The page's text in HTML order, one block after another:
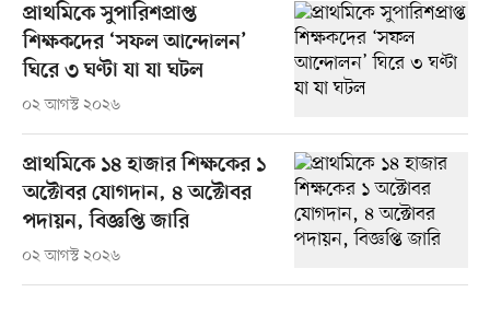
প্রাথমিকে সুপারিশপ্রাপ্ত
শিক্ষকদের ‘সফল আন্দোলন’
ঘিরে ৩ ঘণ্টা যা যা ঘটল
০২ আগস্ট ২০২৬
প্রাথমিকে ১৪ হাজার শিক্ষকের ১
অক্টোবর যোগদান, ৪ অক্টোবর
পদায়ন, বিজ্ঞপ্তি জারি
০২ আগস্ট ২০২৬